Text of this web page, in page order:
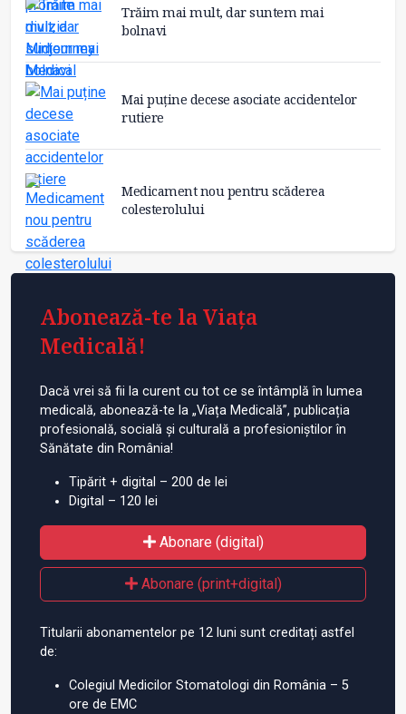
Trăim mai mult, dar suntem mai
bolnavi
Mai puține decese asociate accidentelor
rutiere
Medicament nou pentru scăderea
colesterolului
Abonează-te la Viața
Medicală!
Dacă vrei să fii la curent cu tot ce se întâmplă în lumea
medicală, abonează-te la „Viața Medicală”, publicația
profesională, socială și culturală a profesioniștilor în
Sănătate din România!
Tipărit + digital – 200 de lei
Digital – 120 lei
Abonare (digital)
Abonare (print+digital)
Titularii abonamentelor pe 12 luni sunt creditați astfel
de:
Colegiul Medicilor Stomatologi din România – 5
ore de EMC